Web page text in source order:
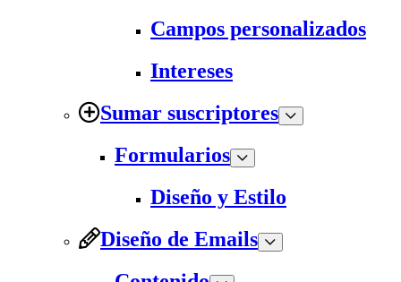
Campos personalizados
Intereses
Sumar suscriptores
Formularios
Diseño y Estilo
Diseño de Emails